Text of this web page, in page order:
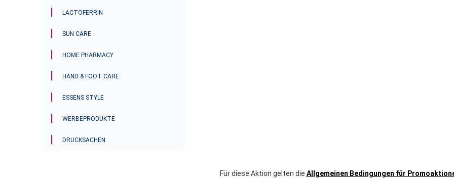
LACTOFERRIN
SUN CARE
HOME PHARMACY
HAND & FOOT CARE
ESSENS STYLE
WERBEPRODUKTE
DRUCKSACHEN
Für diese Aktion gelten die Allgemeinen Bedingungen für